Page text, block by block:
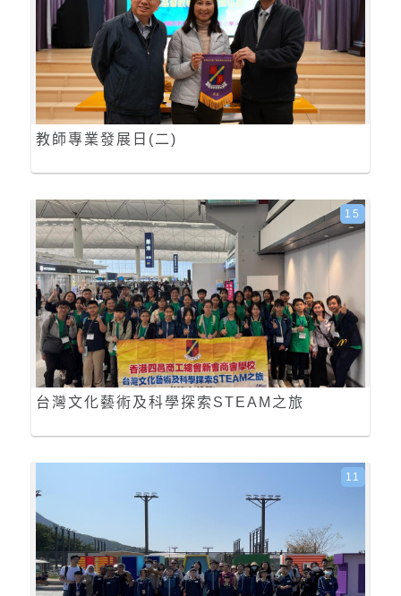
教師專業發展日(二)
台灣文化藝術及科學探索STEAM之旅
15
11